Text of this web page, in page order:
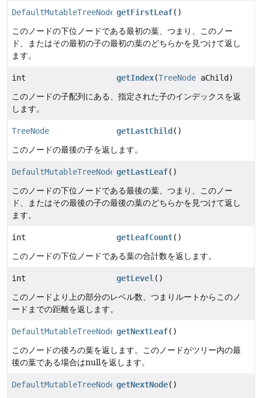
DefaultMutableTreeNode getFirstLeaf()
このノードの下位ノードである最初の葉、つまり、このノー
ド、またはその最初の子の最初の葉のどちらかを見つけて返し
ます。
int getIndex(TreeNode aChild)
このノードの子配列にある、指定された子のインデックスを返
します。
TreeNode getLastChild ()
このノードの最後の子を返します。
DefaultMutableTreeNode getLastLeaf()
このノードの下位ノードである最後の葉、つまり、このノー
ド、またはその最後の子の最後の葉のどちらかを見つけて返し
ます。
int getLeafCount()
このノードの下位ノードである葉の合計数を返します。
int getLevel ()
このノードより上の部分のレベル数、つまりルートからこのノ
ードまでの距離を返します。
DefaultMutableTreeNode getNextLeaf()
このノードの後ろの葉を返します。このノードがツリー内の最
後の葉である場合はnullを返します。
DefaultMutableTreeNode getNextNode()